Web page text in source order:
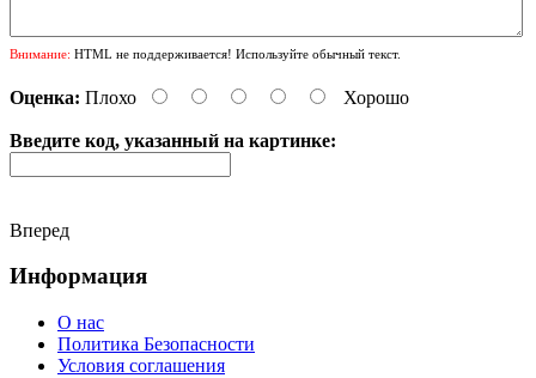
Внимание: HTML не поддерживается! Используйте обычный текст.
Оценка: Плохо Хорошо
Введите код, указанный на картинке:
Вперед
Информация
О нас
Политика Безопасности
Условия соглашения